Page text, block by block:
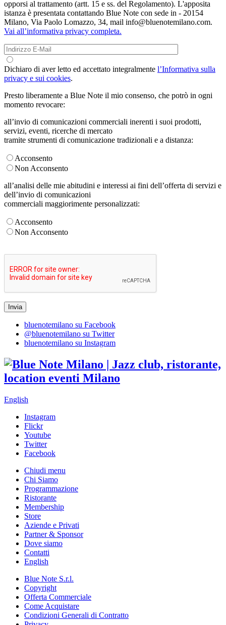
opporsi al trattamento (artt. 15 e ss. del Regolamento). L'apposita
istanza è presentata contattando Blue Note con sede in - 20154
Milano, Via Paolo Lomazzo, 34, mail info@bluenotemilano.com.
Vai all’informativa privacy completa.
Dichiaro di aver letto ed accettato integralmente l’Informativa sulla
privacy e sui cookies.
Presto liberamente a Blue Note il mio consenso, che potrò in ogni
momento revocare:
all’invio di comunicazioni commerciali inerenti i suoi prodotti,
servizi, eventi, ricerche di mercato
tramite strumenti di comunicazione tradizionali e a distanza:
Acconsento
Non Acconsento
all’analisi delle mie abitudini e interessi ai fini dell’offerta di servizi e
dell’invio di comunicazioni
commerciali maggiorimente personalizzati:
Acconsento
Non Acconsento
bluenotemilano su Facebook
@bluenotemilano su Twitter
bluenotemilano su Instagram
English
Instagram
Flickr
Youtube
Twitter
Facebook
Chiudi menu
Chi Siamo
Programmazione
Ristorante
Membership
Store
Aziende e Privati
Partner & Sponsor
Dove siamo
Contatti
English
Blue Note S.r.l.
Copyright
Offerta Commerciale
Come Acquistare
Condizioni Generali di Contratto